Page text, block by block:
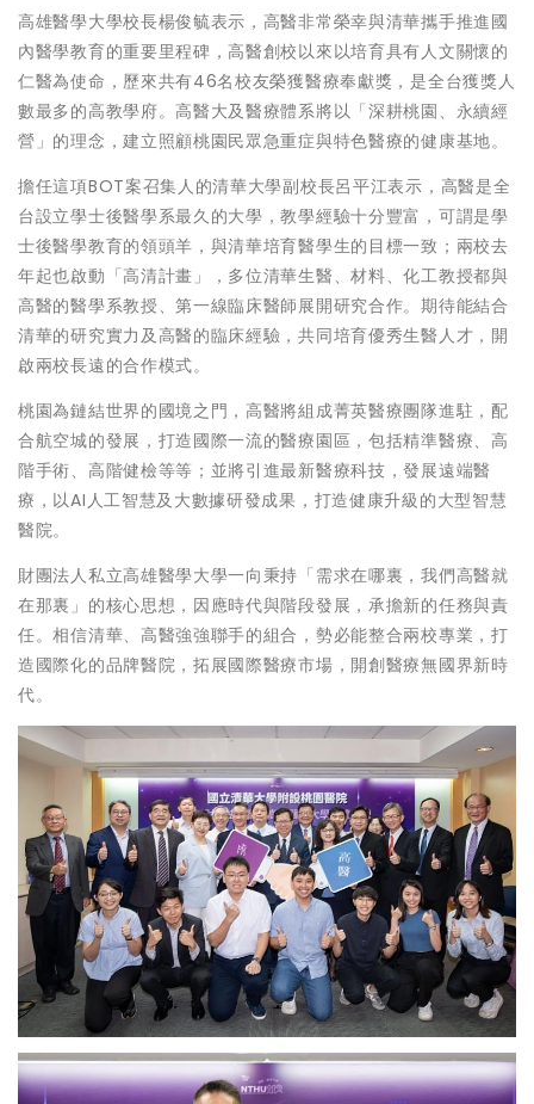
高雄醫學大學校長楊俊毓表示，高醫非常榮幸與清華攜手推進國
內醫學教育的重要里程碑，高醫創校以來以培育具有人文關懷的
仁醫為使命，歷來共有46名校友榮獲醫療奉獻獎，是全台獲獎人
數最多的高教學府。高醫大及醫療體系將以「深耕桃園、永續經
營」的理念，建立照顧桃園民眾急重症與特色醫療的健康基地。
擔任這項BOT案召集人的清華大學副校長呂平江表示，高醫是全
台設立學士後醫學系最久的大學，教學經驗十分豐富，可謂是學
士後醫學教育的領頭羊，與清華培育醫學生的目標一致；兩校去
年起也啟動「高清計畫」，多位清華生醫、材料、化工教授都與
高醫的醫學系教授、第一線臨床醫師展開研究合作。期待能結合
清華的研究實力及高醫的臨床經驗，共同培育優秀生醫人才，開
啟兩校長遠的合作模式。
桃園為鏈結世界的國境之門，高醫將組成菁英醫療團隊進駐，配
合航空城的發展，打造國際一流的醫療園區，包括精準醫療、高
階手術、高階健檢等等；並將引進最新醫療科技，發展遠端醫
療，以AI人工智慧及大數據研發成果，打造健康升級的大型智慧
醫院。
財團法人私立高雄醫學大學一向秉持「需求在哪裏，我們高醫就
在那裏」的核心思想，因應時代與階段發展，承擔新的任務與責
任。相信清華、高醫強強聯手的組合，勢必能整合兩校專業，打
造國際化的品牌醫院，拓展國際醫療市場，開創醫療無國界新時
代。